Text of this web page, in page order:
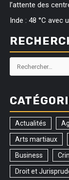
l’attente des
Inde : 48 °C avec
Rechercher :
Actualités
Arts martiaux
Business
Droit et